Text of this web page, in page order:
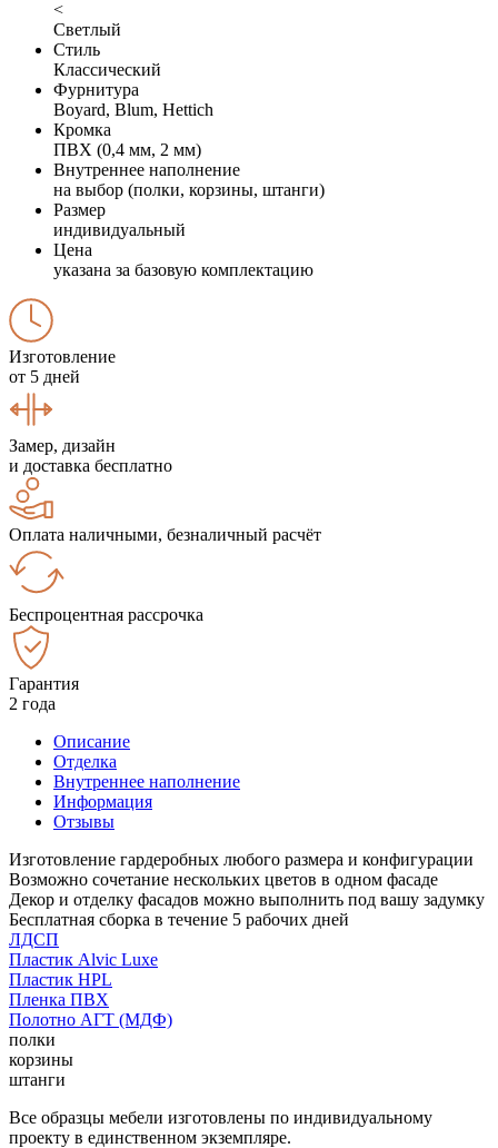
<
Светлый
Стиль
Классический
Фурнитура
Boyard, Blum, Hettich
Кромка
ПВХ (0,4 мм, 2 мм)
Внутреннее наполнение
на выбор (полки, корзины, штанги)
Размер
индивидуальный
Цена
указана за базовую комплектацию
Изготовление
от 5 дней
Замер, дизайн
и доставка бесплатно
Оплата наличными, безналичный расчёт
Беспроцентная рассрочка
Гарантия
2 года
Описание
Отделка
Внутреннее наполнение
Информация
Отзывы
Изготовление гардеробных любого размера и конфигурации
Возможно сочетание нескольких цветов в одном фасаде
Декор и отделку фасадов можно выполнить под вашу задумку
Бесплатная сборка в течение 5 рабочих дней
ЛДСП
Пластик Alvic Luxe
Пластик HPL
Пленка ПВХ
Полотно АГТ (МДФ)
полки
корзины
штанги
Все образцы мебели изготовлены по индивидуальному
проекту в единственном экземпляре.